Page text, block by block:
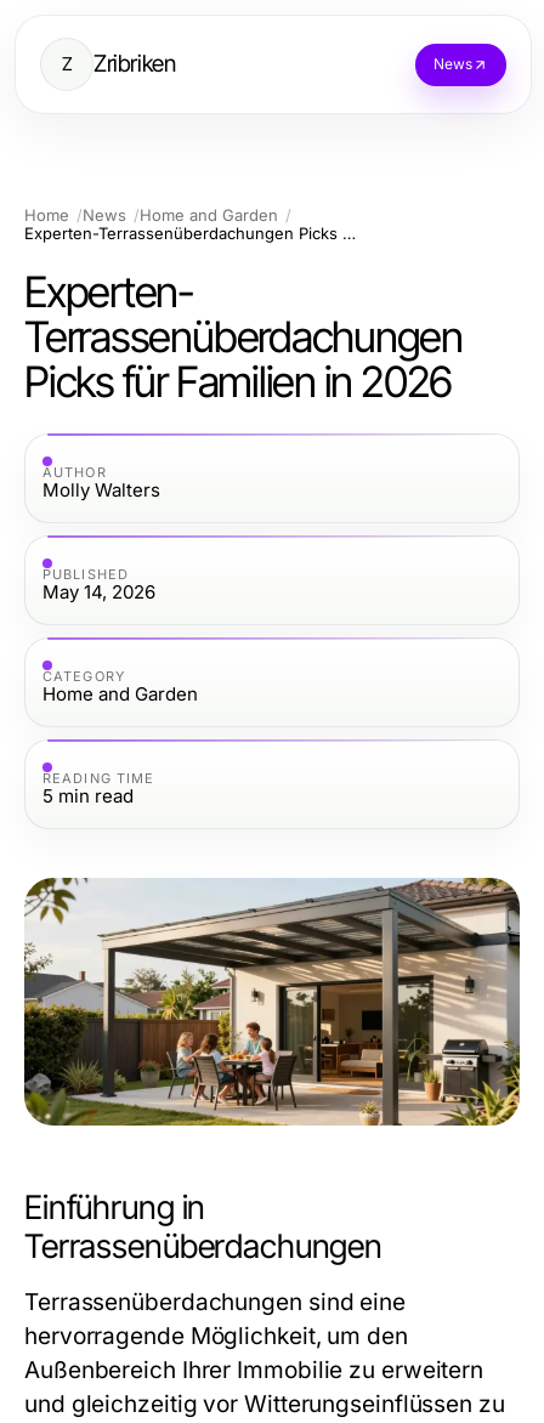
Z Zribriken News
Home News
Home and Garden
Experten-Terrassenüberdachungen Picks für Familien in 2026
Experten-
Terrassenüberdachungen
Picks für Familien in 2026
AUTHOR
Molly Walters
PUBLISHED
May 14, 2026
CATEGORY
Home and Garden
READING TIME
5 min read
Einführung in
Terrassenüberdachungen
Terrassenüberdachungen sind eine
hervorragende Möglichkeit, um den
Außenbereich Ihrer Immobilie zu erweitern
und gleichzeitig vor Witterungseinflüssen zu